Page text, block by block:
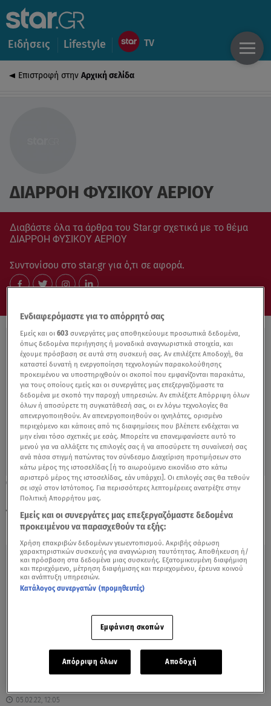
Ειδήσεις Lifestyle
Επιστροφή στην Αρχική σελίδα
ΔΙΑΡΡΟΗ ΦΥΣΙΚΟΥ ΑΕΡΙΟΥ
Διαβάστε όλα τα άρθρα του Star.gr σχετικά με το θέμα
ΔΙΑΡΡΟΗ ΦΥΣΙΚΟΥ ΑΕΡΙΟΥ
Συντονίσου στο star.gr για ό,τι σε αφορά.
26.12.22, 19:08
Ισχυρή έκρηξη σε εργοστάσιο του Ιράν με
τουλάχιστον 65 τραυματίες
05.02.22, 12:05
Ενδιαφερόμαστε για το απόρρητό σας
Εμείς και οι603 συνεργάτες μας αποθηκεύουμε προσωπικά δεδομένα,
όπως δεδομένα περιήγησης ή μοναδικά αναγνωριστικά στοιχεία, και
έχουμε πρόσβαση σε αυτά στη συσκευή σας. Αν επιλέξετε Αποδοχή, θα
καταστεί δυνατή η ενεργοποίηση τεχνολογιών παρακολούθησης
προκειμένου να υποστηριχθούν οι σκοποί που εμφανίζονται παρακάτω,
για τους οποίους εμείς και οι συνεργάτες μας επεξεργαζόμαστε τα
δεδομένα με σκοπό την παροχή υπηρεσιών. Αν επιλέξετε Απόρριψη όλων
όλων ή αποσύρετε τη συγκατάθεσή σας, οι εν λόγω τεχνολογίες θα
απενεργοποιηθούν. Αν απενεργοποιηθούν οι ιχνηλάτες, ορισμένο
περιεχόμενο και κάποιες από τις διαφημίσεις που βλέπετε ενδέχεται να
μην είναι τόσο σχετικές με εσάς. Μπορείτε να επανεμφανίσετε αυτό το
μενού για να αλλάξετε τις επιλογές σας ή να αποσύρετε τη συναίνεσή σας
ανά πάσα στιγμή πατώντας τον σύνδεσμο Διαχείριση προτιμήσεων στο
κάτω μέρος της ιστοσελίδας [ή το αιωρούμενο εικονίδιο στο κάτω
αριστερό μέρος της ιστοσελίδας, εάν υπάρχει]. Οι επιλογές σας θα τεθούν
σε ισχύ στον Ιστότοπος. Για περισσότερες λεπτομέρειες ανατρέξτε στην
Πολιτική Απορρήτου μας.
Εμείς και οι συνεργάτες μας επεξεργαζόμαστε δεδομένα
προκειμένου να παρασχεθούν τα εξής:
Χρήση επακριβών δεδομένων γεωεντοπισμού. Ακριβής σάρωση
χαρακτηριστικών συσκευής για αναγνώριση ταυτότητας. Αποθήκευση ή/
και πρόσβαση στα δεδομένα μιας συσκευής. Εξατομικευμένη διαφήμιση
και περιεχόμενο, μέτρηση διαφήμισης και περιεχομένου, έρευνα κοινού
και ανάπτυξη υπηρεσιών.
Κατάλογος συνεργατών (προμηθευτές)
Εμφάνιση σκοπών
Απόρριψη όλων Αποδοχή